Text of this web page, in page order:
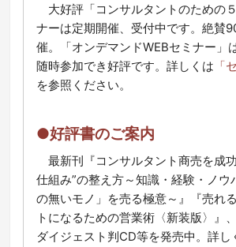
大好評「コンサルタントのための
ナーは定期開催、受付中です。絶賛
催。「オンデマンドWEBセミナー」
随時参加でき好評です。詳しくは 「
を参照ください。
●好評書のご案内
最新刊『コンサルタント商売を成
仕組み”の整え方～知識・経験・ノウ
の無いモノ」を売る極意～』『売れ
トになるための営業術〈新装版〉』
ダイジェスト判CD等を発売中。詳し